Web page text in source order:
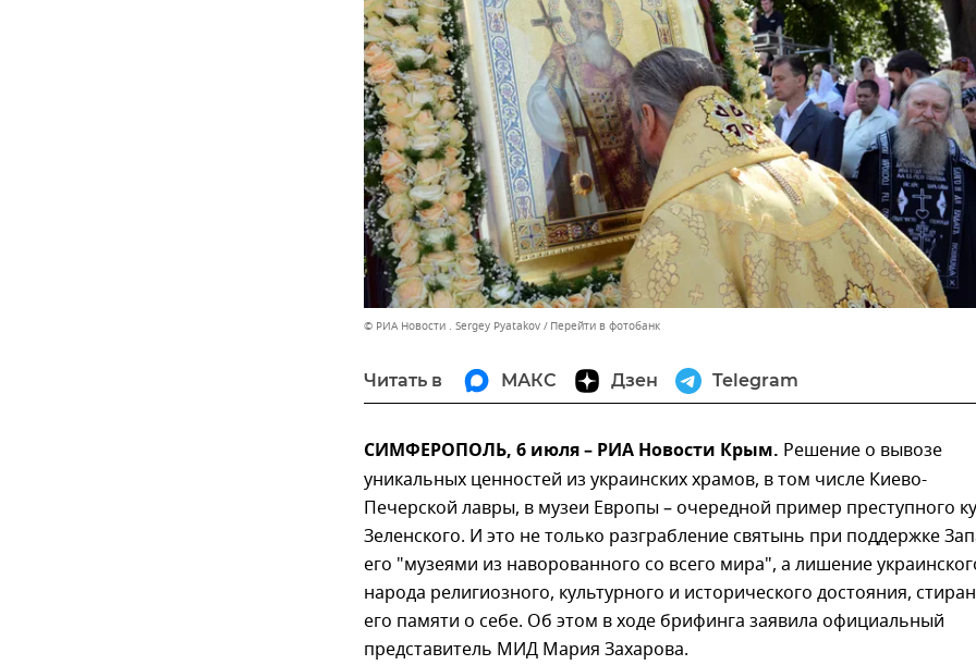
© РИА Новости . Sergey Pyatakov Перейти в фотобанк
Читать в МАКС Дзен Telegram
СИМФЕРОПОЛЬ, 6 июля – РИА Новости Крым. Решение о вывозе
уникальных ценностей из украинских храмов, в том числе Киево-
Печерской лавры, в музеи Европы – очередной пример преступного
Зеленского. И это не только разграбление святынь при поддержке
его "музеями из наворованного со всего мира", а лишение
народа религиозного, культурного и исторического достояния,
его памяти о себе. Об этом в ходе брифинга заявила официальный
представитель МИД Мария Захарова.